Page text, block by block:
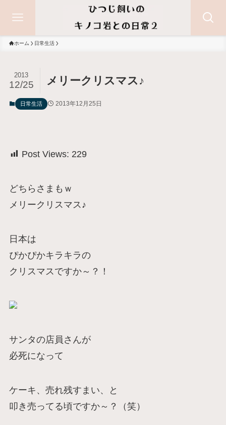
ホーム 日常生活
メリークリスマス♪
2013
12/25
日常生活 2013年12月25日
Post Views: 229
どちらさまもｗ
メリークリスマス♪
日本は
ぴかぴかキラキラの
クリスマスですか～？！
サンタの店員さんが
必死になって
ケーキ、売れ残すまい、と
叩き売ってる頃ですか～？（笑）